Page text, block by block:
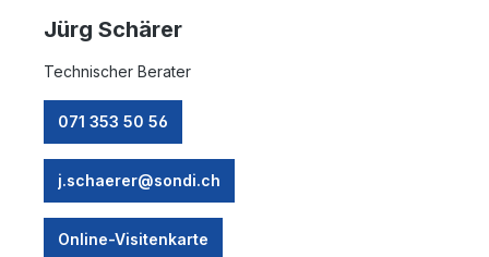
Jürg Schärer
Technischer Berater
071 353 50 56
j.schaerer@sondi.ch
Online-Visitenkarte